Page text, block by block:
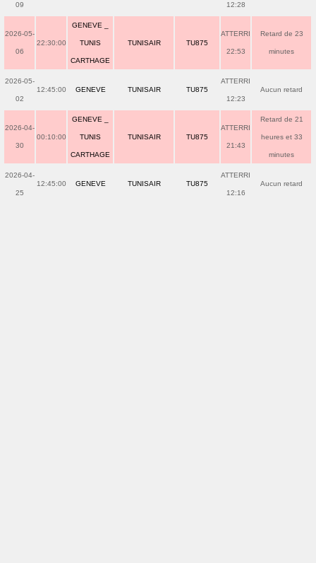
09 12:28
2026-05-
06
22:30:00
GENEVE _
TUNIS
CARTHAGE
TUNISAIR TU875
ATTERRI
22:53
Retard de 23
minutes
2026-05-
02
12:45:00 GENEVE TUNISAIR TU875
ATTERRI
12:23
Aucun retard
2026-04-
30
00:10:00
GENEVE _
TUNIS
CARTHAGE
TUNISAIR TU875
ATTERRI
21:43
Retard de 21
heures et 33
minutes
2026-04-
25
12:45:00 GENEVE TUNISAIR TU875
ATTERRI
12:16
Aucun retard